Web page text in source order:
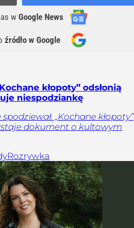
w Google News
źródło w Google
kłopoty” odsłonią
niespodziankę
„Kochane kłopoty”
dokument o kultowym
Rozrywka